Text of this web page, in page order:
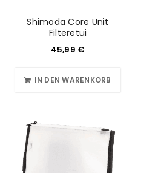
Shimoda Core Unit
Filteretui
45,99 €
IN DEN WARENKORB